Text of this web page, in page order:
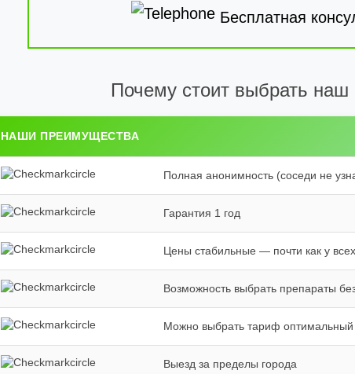
Бесплатная
Почему стоит выбрать
НАШИ ПРЕИМУЩЕСТВА
Полная анонимность (соседи не
Гарантия 1 год
Цены стабильные — почти как у всех
Возможность выбрать препараты
Можно выбрать тариф оптимальный
Выезд за пределы города